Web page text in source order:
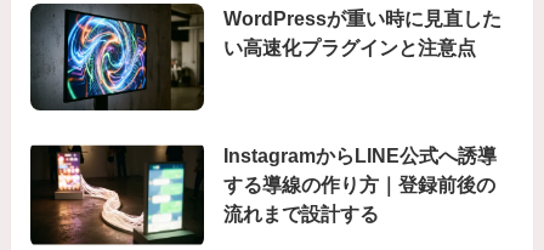
WordPressが重い時に見直した
い高速化プラグインと注意点
InstagramからLINE公式へ誘導
する導線の作り方｜登録前後の
流れまで設計する